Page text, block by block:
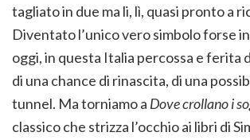
tagliato in due ma li, lì, quasi pronto a
Diventato l’unico vero simbolo forse
oggi, in questa Italia percossa e ferita
di una chance di rinascita, di una
tunnel. Ma torniamo a Dove crollano i
classico che strizza l’occhio ai libri di